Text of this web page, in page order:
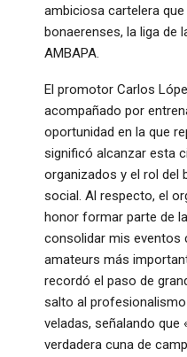
ambiciosa cartelera
bonaerenses, la liga de
AMBAPA.
El promotor Carlos
acompañado por
oportunidad en la que
significó alcanzar esta
organizados y el rol del
social. Al respecto, el
honor formar parte de
consolidar mis eventos
amateurs más
recordó el paso de
salto al
veladas, señalando que
verdadera cuna de